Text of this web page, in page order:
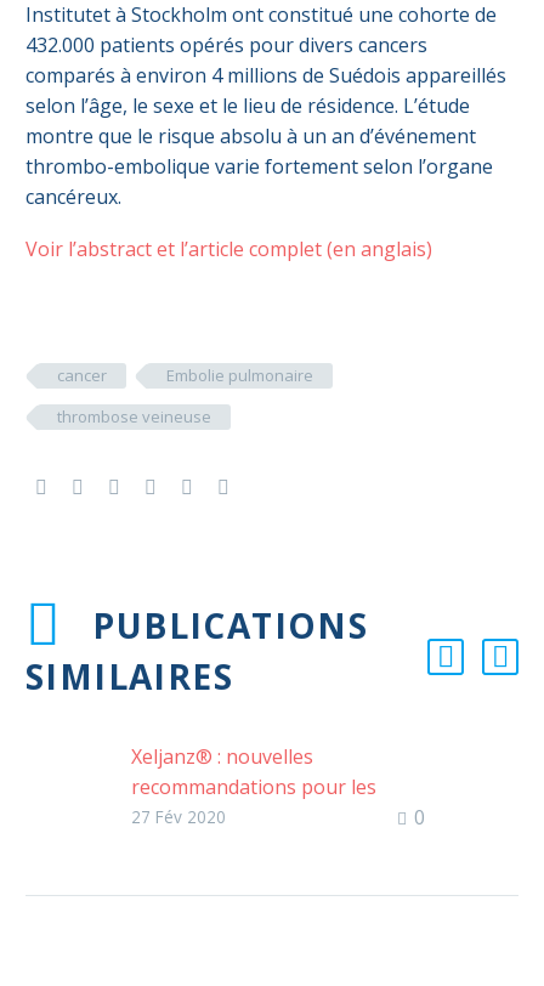
Institutet à Stockholm ont constitué une cohorte de
432.000 patients opérés pour divers cancers
comparés à environ 4 millions de Suédois appareillés
selon l’âge, le sexe et le lieu de résidence. L’étude
montre que le risque absolu à un an d’événement
thrombo-embolique varie fortement selon l’organe
cancéreux.
Voir l’abstract et l’article complet (en anglais)
cancer
Embolie pulmonaire
thrombose veineuse
PUBLICATIONS
SIMILAIRES
Xeljanz® : nouvelles
recommandations pour les
patients à risque élevé de
0
27 Fév 2020